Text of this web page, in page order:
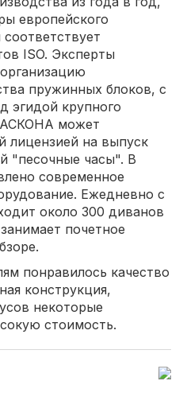
европейского
ISO. Эксперты
пружинных блоков, с
эгидой крупного
АСКОНА может
лицензией на выпуск
"песочные часы". В
современное
Ежедневно с
около 300 диванов
почетное
понравилось качество
конструкция,
некоторые
стоимость.